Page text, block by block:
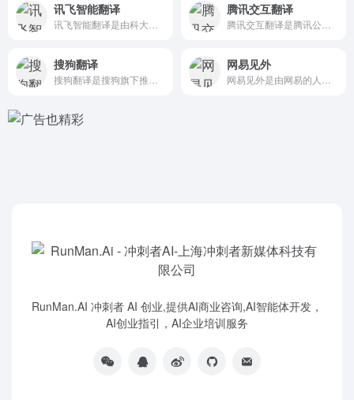
讯飞智能翻译 腾讯交互翻译
搜狗翻译 网易见外
RunMan.AI 冲刺者 AI 创业,提供AI商业咨询,AI智能体开发，
AI创业指引，AI企业培训服务